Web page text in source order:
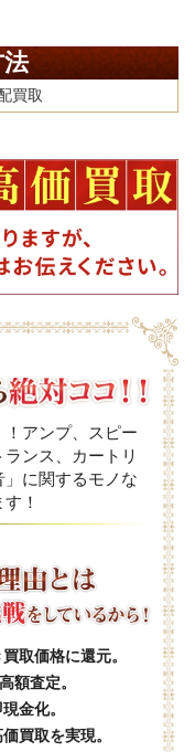
買取
アンプ、スピー
ンス、カートリ
に関するモノな
！
取価格に還元。
額査定。
金化。
買取を実現。